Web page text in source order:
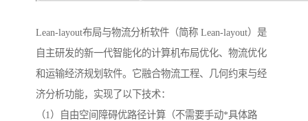
Lean-layout布局与物流分析软件（简称 Lean-layout）是
自主研发的新一代智能化的计算机布局优化、物流优化
和运输经济规划软件。它融合物流工程、几何约束与经
济分析功能，实现了以下技术：
（1）自由空间障碍优路径计算（不需要手动*具体路